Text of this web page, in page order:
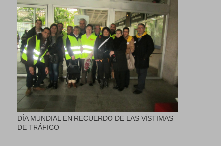
DÍA MUNDIAL EN RECUERDO DE LAS VÍSTIMAS
DE TRÁFICO